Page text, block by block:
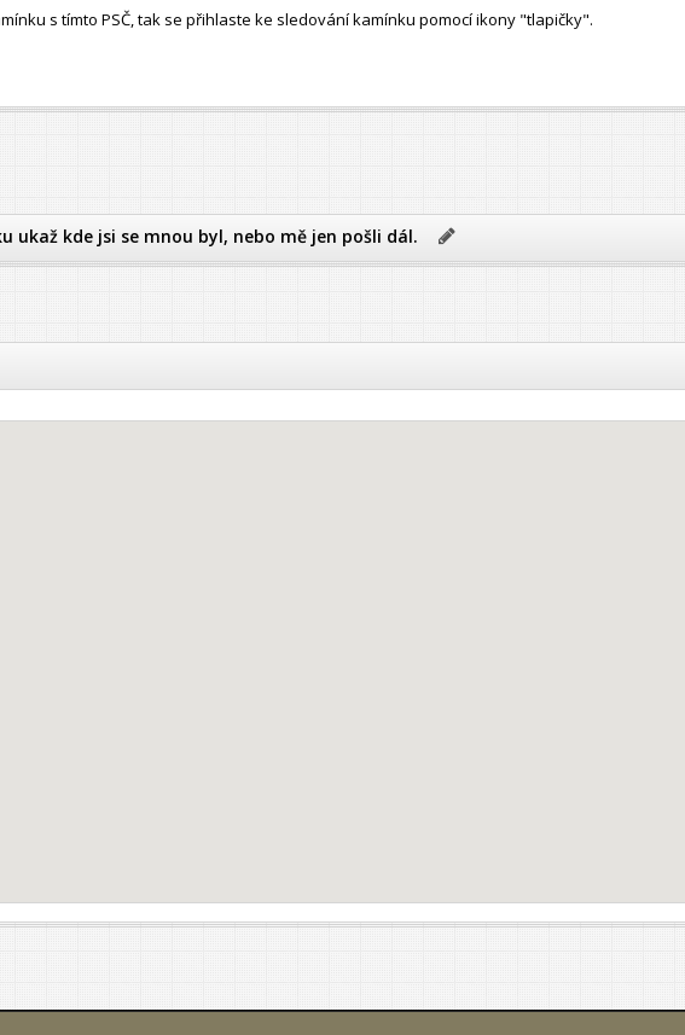
s tímto PSČ, tak se přihlaste ke sledování kamínku pomocí ikony "tlapičky".
ukaž kde jsi se mnou byl, nebo mě jen pošli dál.